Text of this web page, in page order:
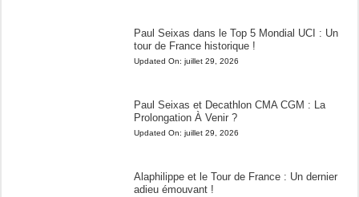
Paul Seixas dans le Top 5 Mondial UCI : Un
tour de France historique !
Updated On: juillet 29, 2026
Paul Seixas et Decathlon CMA CGM : La
Prolongation À Venir ?
Updated On: juillet 29, 2026
Alaphilippe et le Tour de France : Un dernier
adieu émouvant !